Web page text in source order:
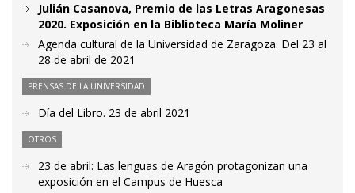
Julián Casanova, Premio de las Letras Aragonesas
2020. Exposición en la Biblioteca María Moliner
Agenda cultural de la Universidad de Zaragoza. Del 23 al
28 de abril de 2021
PRENSAS DE LA UNIVERSIDAD
Día del Libro. 23 de abril 2021
OTROS
23 de abril: Las lenguas de Aragón protagonizan una
exposición en el Campus de Huesca